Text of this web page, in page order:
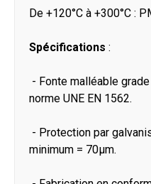
De +120°C à +300°C :
Spécifications :
- Fonte malléable
norme UNE EN 1562.
- Protection par
minimum = 70μm.